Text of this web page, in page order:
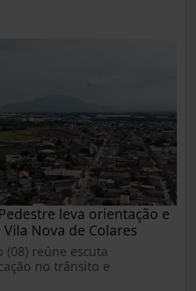
leva orientação e
Nova de Colares
(08) reúne escuta
no trânsito e